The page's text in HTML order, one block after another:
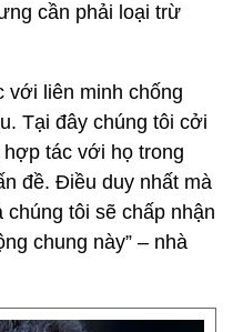
cần phải loại trừ
với liên minh chống
Tại đây chúng tôi cởi
tác với họ trong
đề. Điều duy nhất mà
tôi sẽ chấp nhận
chung này” – nhà